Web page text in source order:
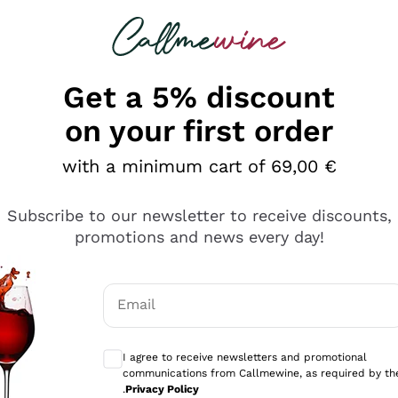
looking for
diversi e con un ampio range di prezzo. Le
Get a 5% discount
on your first order
with a minimum cart of 69,00 €
Subscribe to our newsletter to receive discounts,
promotions and news every day!
Email
I agree to receive newsletters and promotional
communications from Callmewine, as required by
.Privacy Policy